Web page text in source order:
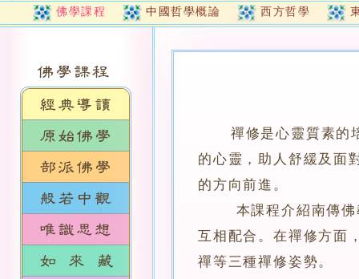
佛學課程 中國哲學概論 西方哲學
禪修是心靈質素的
的心靈，助人舒緩及面
的方向前進。
本課程介紹南傳佛教
互相配合。在禪修方面
禪等三種禪修姿勢。